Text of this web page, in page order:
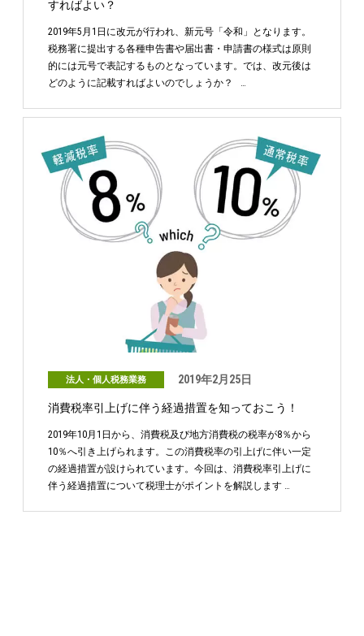
すればよい？
2019年5月1日に改元が行われ、新元号「令和」となります。
税務署に提出する各種申告書や届出書・申請書の様式は原則
的には元号で表記するものとなっています。では、改元後は
どのように記載すればよいのでしょうか？ …
法人・個人税務業務 2019年2月25日
消費税率引上げに伴う経過措置を知っておこう！
2019年10月1日から、消費税及び地方消費税の税率が8％から
10％へ引き上げられます。この消費税率の引上げに伴い一定
の経過措置が設けられています。今回は、消費税率引上げに
伴う経過措置について税理士がポイントを解説します …